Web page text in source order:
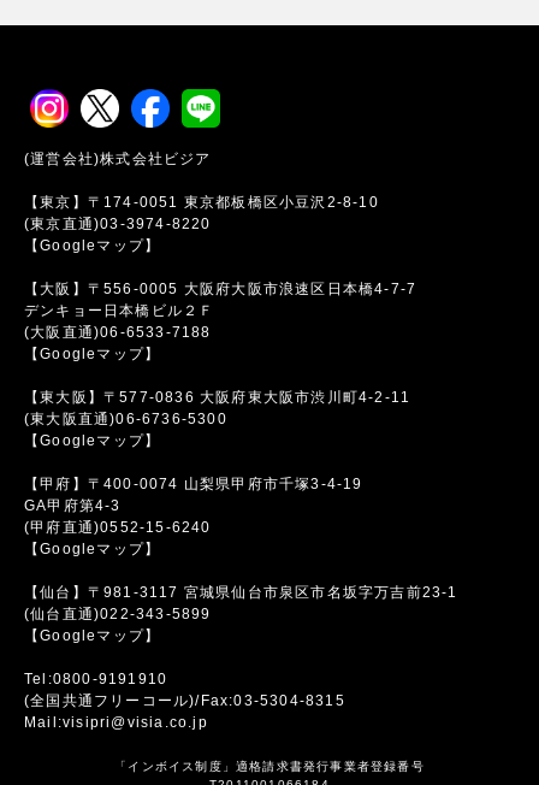
(運営会社)株式会社ビジア
【東京】〒174-0051 東京都板橋区小豆沢2-8-10
(東京直通)03-3974-8220
【Googleマップ】
【大阪】〒556-0005 大阪府大阪市浪速区日本橋4-7-7
デンキョー日本橋ビル２Ｆ
(大阪直通)06-6533-7188
【Googleマップ】
【東大阪】〒577-0836 大阪府東大阪市渋川町4-2-11
(東大阪直通)06-6736-5300
【Googleマップ】
【甲府】〒400-0074 山梨県甲府市千塚3-4-19
GA甲府第4-3
(甲府直通)0552-15-6240
【Googleマップ】
【仙台】〒981-3117 宮城県仙台市泉区市名坂字万吉前23-1
(仙台直通)022-343-5899
【Googleマップ】
Tel:0800-9191910
(全国共通フリーコール)/Fax:03-5304-8315
Mail:visipri@visia.co.jp
「インボイス制度」適格請求書発行事業者登録番号